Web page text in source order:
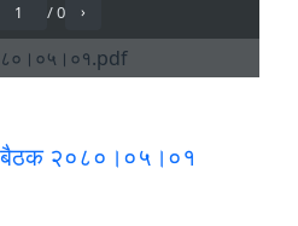
बैठक २०८०।०५।०१